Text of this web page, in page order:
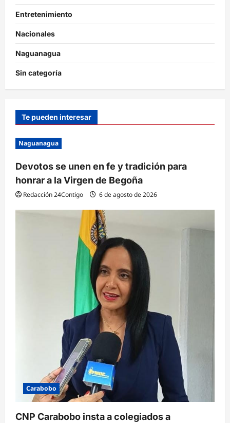
Entretenimiento
Nacionales
Naguanagua
Sin categoría
Te pueden interesar
Naguanagua
Devotos se unen en fe y tradición para
honrar a la Virgen de Begoña
Redacción 24Contigo 6 de agosto de 2026
Carabobo
CNP Carabobo insta a colegiados a